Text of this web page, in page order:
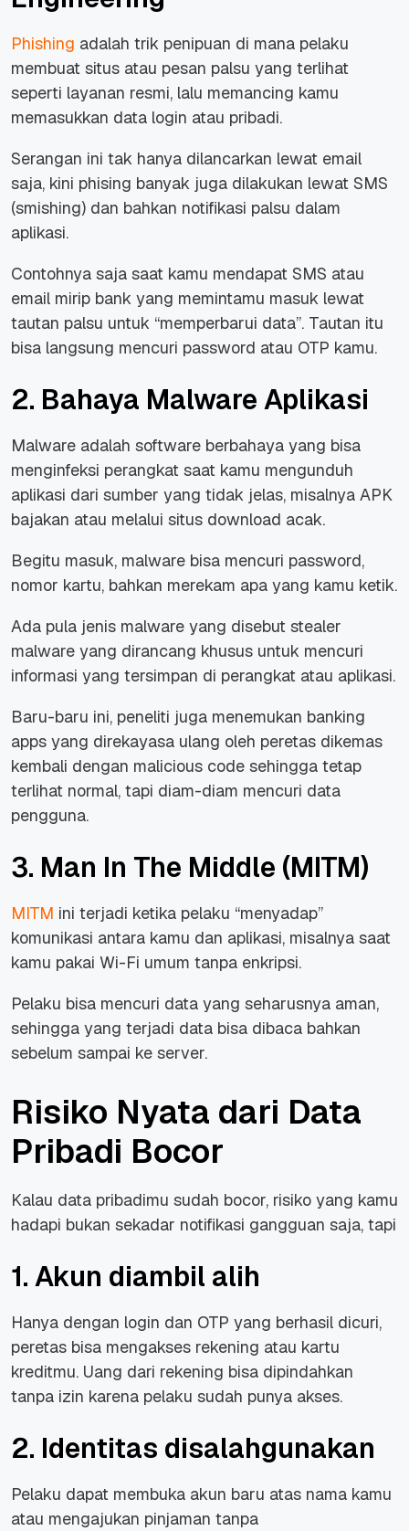
Phishing adalah trik penipuan di mana pelaku
membuat situs atau pesan palsu yang terlihat
seperti layanan resmi, lalu memancing kamu
memasukkan data login atau pribadi.
Serangan ini tak hanya dilancarkan lewat email
saja, kini phising banyak juga dilakukan lewat SMS
(smishing) dan bahkan notifikasi palsu dalam
aplikasi.
Contohnya saja saat kamu mendapat SMS atau
email mirip bank yang memintamu masuk lewat
tautan palsu untuk “memperbarui data”. Tautan itu
bisa langsung mencuri password atau OTP kamu.
2. Bahaya Malware Aplikasi
Malware adalah software berbahaya yang bisa
menginfeksi perangkat saat kamu mengunduh
aplikasi dari sumber yang tidak jelas, misalnya APK
bajakan atau melalui situs download acak.
Begitu masuk, malware bisa mencuri password,
nomor kartu, bahkan merekam apa yang kamu ketik.
Ada pula jenis malware yang disebut stealer
malware yang dirancang khusus untuk mencuri
informasi yang tersimpan di perangkat atau aplikasi.
Baru-baru ini, peneliti juga menemukan banking
apps yang direkayasa ulang oleh peretas dikemas
kembali dengan malicious code sehingga tetap
terlihat normal, tapi diam-diam mencuri data
pengguna.
3. Man In The Middle (MITM)
MITM ini terjadi ketika pelaku “menyadap”
komunikasi antara kamu dan aplikasi, misalnya saat
kamu pakai Wi-Fi umum tanpa enkripsi.
Pelaku bisa mencuri data yang seharusnya aman,
sehingga yang terjadi data bisa dibaca bahkan
sebelum sampai ke server.
Risiko Nyata dari Data
Pribadi Bocor
Kalau data pribadimu sudah bocor, risiko yang kamu
hadapi bukan sekadar notifikasi gangguan saja, tapi
1. Akun diambil alih
Hanya dengan login dan OTP yang berhasil dicuri,
peretas bisa mengakses rekening atau kartu
kreditmu. Uang dari rekening bisa dipindahkan
tanpa izin karena pelaku sudah punya akses.
2. Identitas disalahgunakan
Pelaku dapat membuka akun baru atas nama kamu
atau mengajukan pinjaman tanpa